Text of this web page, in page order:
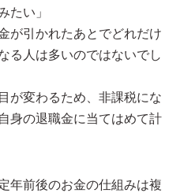
たい」
が引かれたあとでどれだけ
る人は多いのではないでし
が変わるため、非課税にな
身の退職金に当てはめて計
年前後のお金の仕組みは複